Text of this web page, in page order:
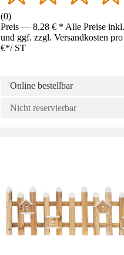
(0)
Preis — 8,28 € * Alle Preise
und ggf. zzgl. Versandkosten
€*/ ST
Online bestellbar
Nicht reservierbar